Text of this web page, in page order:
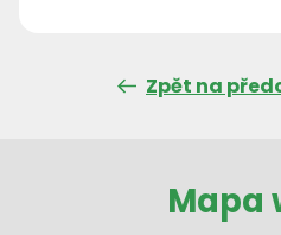
Zpět na
Mapa